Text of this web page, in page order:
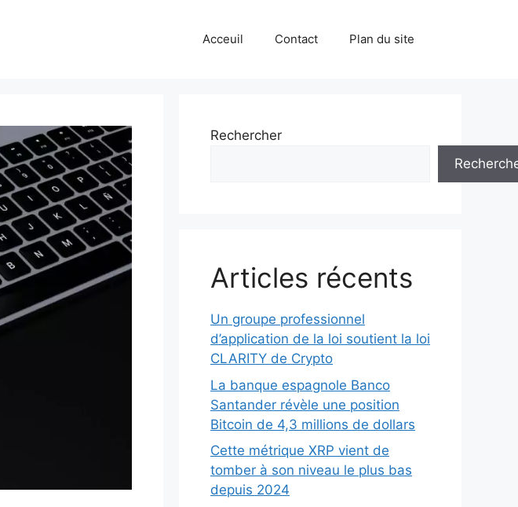
Acceuil Contact Plan du site
Rechercher
Articles récents
Un groupe professionnel
d’application de la loi soutient la loi
CLARITY de Crypto
La banque espagnole Banco
Santander révèle une position
Bitcoin de 4,3 millions de dollars
Cette métrique XRP vient de
tomber à son niveau le plus bas
depuis 2024